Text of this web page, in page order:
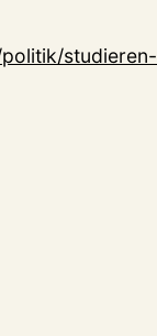
studieren-